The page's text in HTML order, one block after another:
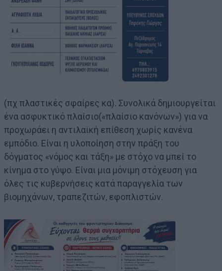
(πχ πλαστικές σφαίρες κα). Συνολικά δημιουργείται
ένα ασφυκτικό πλαίσιο(«πλαίσιο κανόνων») για να
προχωράει η αντιλαϊκή επίθεση χωρίς κανένα
εμπόδιο. Είναι η υλοποίηση στην πράξη του
δόγματος «νόμος και τάξη» με στόχο να μπεί το
κίνημα στο γύψο. Είναι μια μόνιμη στόχευση για
όλες τις κυβερνήσεις κατά παραγγελία των
βιομηχάνων, τραπεζιτών, εφοπλιστών.